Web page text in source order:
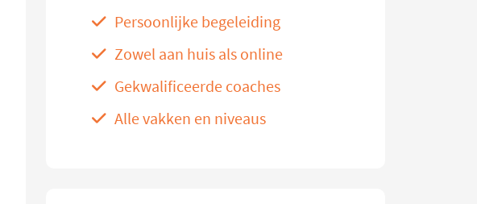
Persoonlijke begeleiding
Zowel aan huis als online
Gekwalificeerde coaches
Alle vakken en niveaus